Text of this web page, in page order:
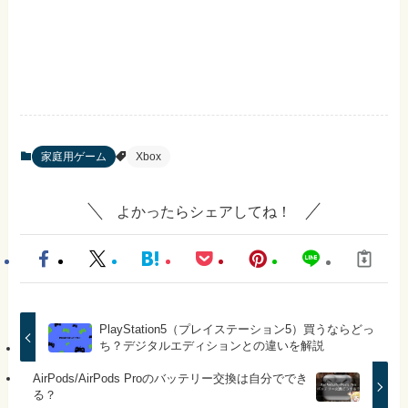
家庭用ゲーム Xbox
よかったらシェアしてね！
PlayStation5（プレイステーション5）買うならどっ
ち？デジタルエディションとの違いを解説
AirPods/AirPods Proのバッテリー交換は自分ででき
る？